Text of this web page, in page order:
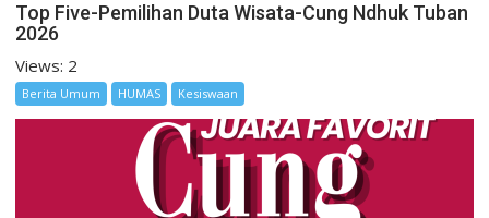
Top Five-Pemilihan Duta Wisata-Cung Ndhuk Tuban
2026
Views: 2
Berita Umum HUMAS Kesiswaan